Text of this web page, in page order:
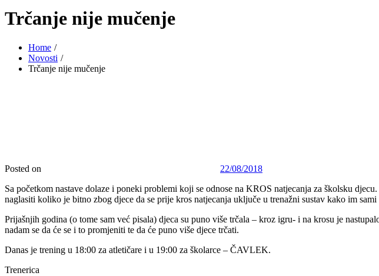
Trčanje nije mučenje
Home
Novosti
Trčanje nije mučenje
Posted on 22/08/2018
Sa početkom nastave dolaze i poneki problemi koji se odnose na KROS natjecanja za školsku
naglasiti koliko je bitno zbog djece da se prije kros natjecanja uključe u trenažni sustav kako im
Prijašnjih godina (o tome sam već pisala) djeca su puno više trčala – kroz igru- i na krosu je
nadam se da će se i to promjeniti te da će puno više djece trčati.
Danas je trening u 18:00 za atletičare i u 19:00 za školarce – ČAVLEK.
Trenerica